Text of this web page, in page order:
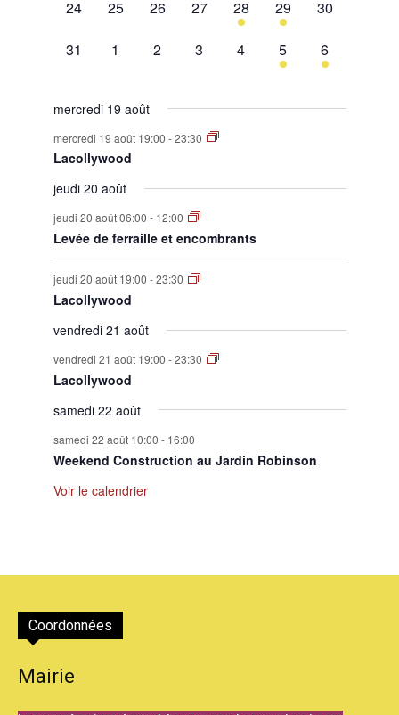
0
24
0
25
0
26
0
évènement,
27
1
évènement,
28
1
évènement,
29
0
30
0
31
0
1
0
2
0
3
0
évènement,
4
1
évènement,
5
1
évènement,
6
mercredi 19 août
mercredi 19 août 19:00 -23:30
Lacollywood
jeudi 20 août
jeudi 20 août 06:00 - 12:00
Levée de ferraille et encombrants
jeudi 20 août 19:00 -23:30
Lacollywood
vendredi 21 août
vendredi 21 août 19:00 -23:30
Lacollywood
samedi 22 août
samedi 22 août 10:00 - 16:00
Weekend Construction au Jardin Robinson
Voir le calendrier
Coordonnées
Mairie